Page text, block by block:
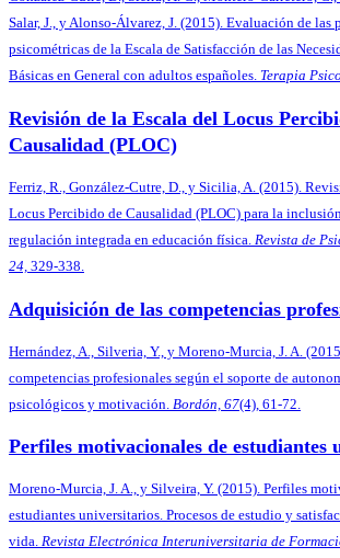
Salar, J., y Alonso-Álvarez, J. (2015). Evaluación de las
psicométricas de la Escala de Satisfacción de las
Básicas en General con adultos españoles. Terapia
Revisión de la Escala del Locus
Causalidad (PLOC)
Ferriz, R., González-Cutre, D., y Sicilia, A. (2015).
Locus Percibido de Causalidad (PLOC) para la
regulación integrada en educación física. Revista de
24, 329-338.
Adquisición de las competencias
Hernández, A., Silveria, Y., y Moreno-Murcia, J. A.
competencias profesionales según el soporte de
psicológicos y motivación. Bordón, 67(4), 61-72.
Perfiles motivacionales de estudiantes
Moreno-Murcia, J. A., y Silveira, Y. (2015). Perfiles
estudiantes universitarios. Procesos de estudio y
vida. Revista Electrónica Interuniversitaria de